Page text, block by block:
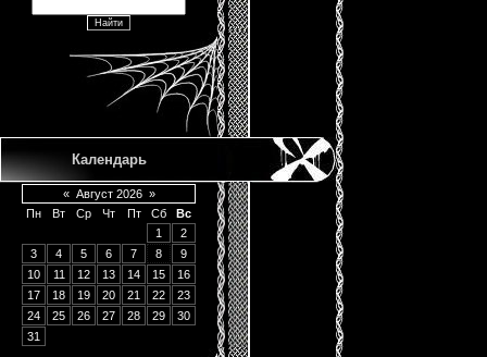
Календарь
« Август 2026 »
Пн
Вт Ср Чт Пт Сб
Вс
1
2
3
4 5 6 7 8
9
10
11 12 13 14 15
16
17
18 19 20 21 22
23
24
25 26 27 28 29
30
31